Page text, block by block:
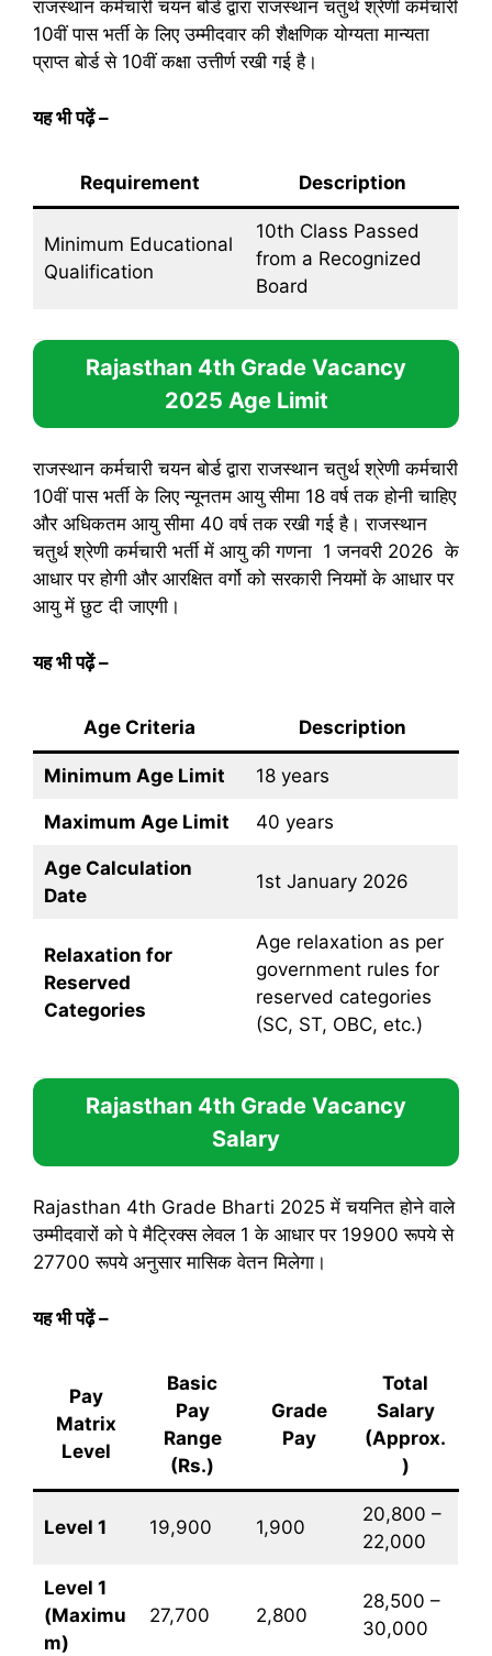
राजस्थान कर्मचारी चयन बोर्ड द्वारा राजस्थान चतुर्थ श्रेणी कर्मचारी
10वीं पास भर्ती के लिए उम्मीदवार की शैक्षणिक योग्यता मान्यता
प्राप्त बोर्ड से 10वीं कक्षा उत्तीर्ण रखी गई है।
यह भी पढ़ें–
Requirement Description
Minimum Educational
Qualification
10th Class Passed
from a Recognized
Board
Rajasthan 4th Grade Vacancy
2025 Age Limit
राजस्थान कर्मचारी चयन बोर्ड द्वारा राजस्थान चतुर्थ श्रेणी कर्मचारी
10वीं पास भर्ती के लिए न्यूनतम आयु सीमा 18 वर्ष तक होनी चाहिए
और अधिकतम आयु सीमा 40 वर्ष तक रखी गई है। राजस्थान
चतुर्थ श्रेणी कर्मचारी भर्ती में आयु की गणना 1 जनवरी 2026 के
आधार पर होगी और आरक्षित वर्गो को सरकारी नियमों के आधार पर
आयु में छुट दी जाएगी।
यह भी पढ़ें–
Age Criteria Description
Minimum Age Limit 18 years
Maximum Age Limit 40 years
Age Calculation
Date
1st January 2026
Relaxation for
Reserved
Categories
Age relaxation as per
government rules for
reserved categories
(SC, ST, OBC, etc.)
Rajasthan 4th Grade Vacancy
Salary
Rajasthan 4th Grade Bharti 2025 में चयनित होने वाले
उम्मीदवारों को पे मैट्रिक्स लेवल 1 के आधार पर 19900 रूपये से
27700 रूपये अनुसार मासिक वेतन मिलेगा।
यह भी पढ़ें–
Pay
Matrix
Level
Basic
Pay
Range
(Rs.)
Grade
Pay
Total
Salary
(Approx.
)
Level 1 19,900 1,900
20,800 –
22,000
Level 1
(Maximu
m)
27,700 2,800
28,500 –
30,000